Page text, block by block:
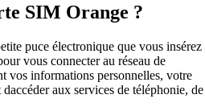
SIM Orange ?
puce électronique que vous insérez
vous connecter au réseau de
vos informations personnelles, votre
aux services de téléphonie, de